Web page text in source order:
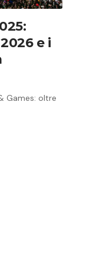
e i
Games: oltre